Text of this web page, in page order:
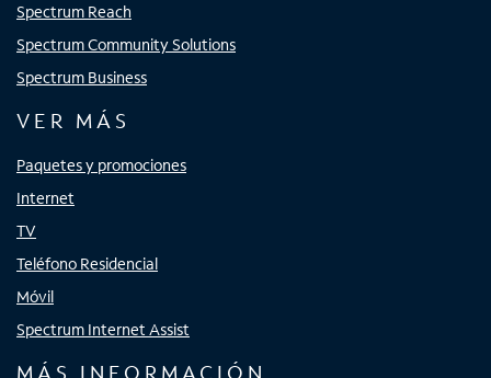
Spectrum Reach
Spectrum Community Solutions
Spectrum Business
VER MÁS
Paquetes y promociones
Internet
TV
Teléfono Residencial
Móvil
Spectrum Internet Assist